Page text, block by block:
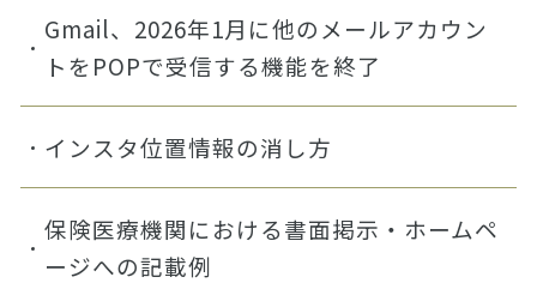
Gmail、2026年1月に他のメールアカウン
トをPOPで受信する機能を終了
インスタ位置情報の消し方
保険医療機関における書面掲示・ホームペ
ージへの記載例